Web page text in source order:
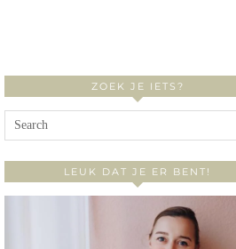
ZOEK JE IETS?
LEUK DAT JE ER BENT!